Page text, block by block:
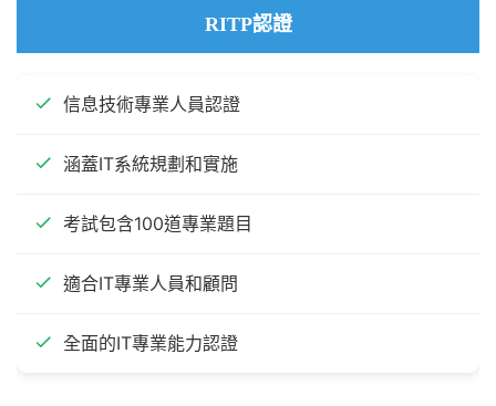
RITP認證
信息技術專業人員認證
涵蓋IT系統規劃和實施
考試包含100道專業題目
適合IT專業人員和顧問
全面的IT專業能力認證